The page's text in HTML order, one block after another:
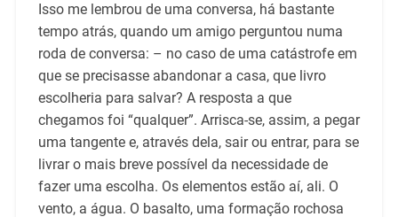
Isso me lembrou de uma conversa, há bastante
tempo atrás, quando um amigo perguntou numa
roda de conversa: – no caso de uma catástrofe em
que se precisasse abandonar a casa, que livro
escolheria para salvar? A resposta a que
chegamos foi “qualquer”. Arrisca-se, assim, a pegar
uma tangente e, através dela, sair ou entrar, para se
livrar o mais breve possível da necessidade de
fazer uma escolha. Os elementos estão aí, ali. O
vento, a água. O basalto, uma formação rochosa